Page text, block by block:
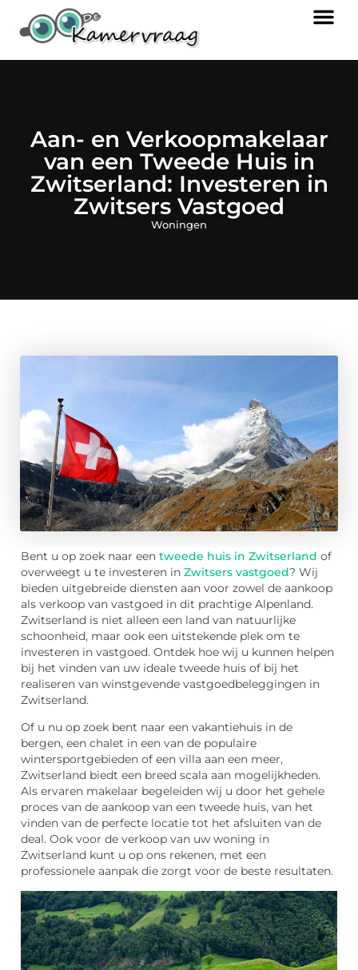
Aan- en Verkoopmakelaar
van een Tweede Huis in
Zwitserland: Investeren in
Zwitsers Vastgoed
Woningen
Bent u op zoek naar een tweede huis in Zwitserland of
overweegt u te investeren in Zwitsers vastgoed? Wij
bieden uitgebreide diensten aan voor zowel de aankoop
als verkoop van vastgoed in dit prachtige Alpenland.
Zwitserland is niet alleen een land van natuurlijke
schoonheid, maar ook een uitstekende plek om te
investeren in vastgoed. Ontdek hoe wij u kunnen helpen
bij het vinden van uw ideale tweede huis of bij het
realiseren van winstgevende vastgoedbeleggingen in
Zwitserland.
Of u nu op zoek bent naar een vakantiehuis in de
bergen, een chalet in een van de populaire
wintersportgebieden of een villa aan een meer,
Zwitserland biedt een breed scala aan mogelijkheden.
Als ervaren makelaar begeleiden wij u door het gehele
proces van de aankoop van een tweede huis, van het
vinden van de perfecte locatie tot het afsluiten van de
deal. Ook voor de verkoop van uw woning in
Zwitserland kunt u op ons rekenen, met een
professionele aanpak die zorgt voor de beste resultaten.